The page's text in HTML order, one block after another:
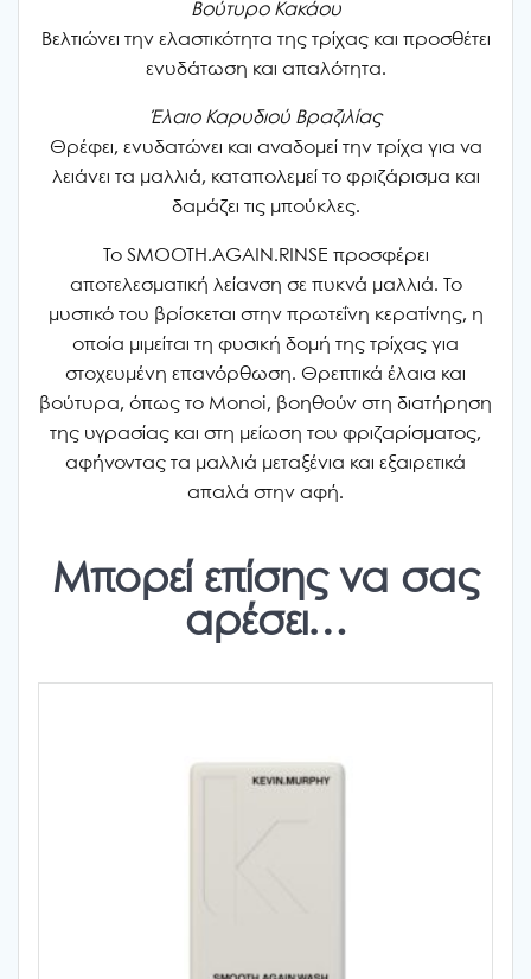
Βούτυρο Κακάου
Βελτιώνει την ελαστικότητα της τρίχας και προσθέτει
ενυδάτωση και απαλότητα.
Έλαιο Καρυδιού Βραζιλίας
Θρέφει, ενυδατώνει και αναδομεί την τρίχα για να
λειάνει τα μαλλιά, καταπολεμεί το φριζάρισμα και
δαμάζει τις μπούκλες.
Το SMOOTH.AGAIN.RINSE προσφέρει
αποτελεσματική λείανση σε πυκνά μαλλιά. Το
μυστικό του βρίσκεται στην πρωτεΐνη κερατίνης, η
οποία μιμείται τη φυσική δομή της τρίχας για
στοχευμένη επανόρθωση. Θρεπτικά έλαια και
βούτυρα, όπως το Monoi, βοηθούν στη διατήρηση
της υγρασίας και στη μείωση του φριζαρίσματος,
αφήνοντας τα μαλλιά μεταξένια και εξαιρετικά
απαλά στην αφή.
Μπορεί επίσης να σας
αρέσει…